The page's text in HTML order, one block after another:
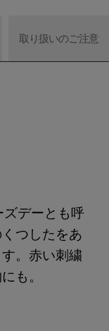
取り扱いのご注意
デーとも呼
つしたをあ
。赤い刺繍
も。